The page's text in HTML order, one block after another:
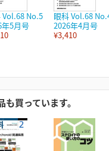
Vol.68 No.5
5月号
眼科 Vol.68
2026年4月号
¥3,410
買っています。